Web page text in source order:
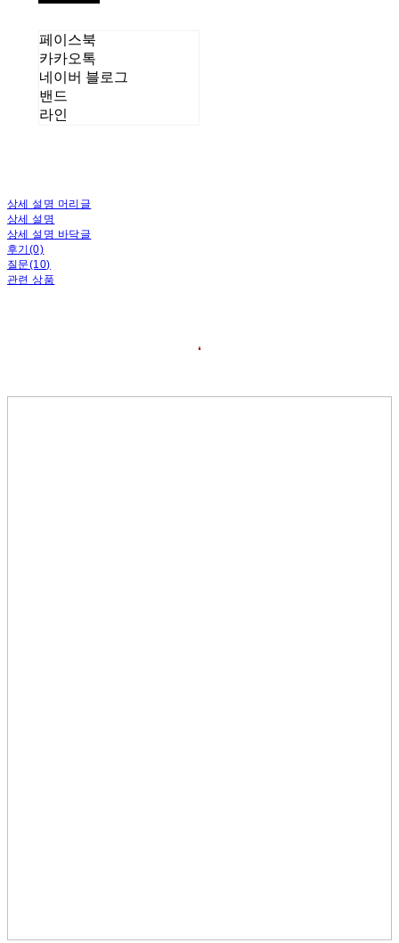
페이스북
카카오톡
네이버 블로그
밴드
라인
상세 설명 머리글
상세 설명
상세 설명 바닥글
후기(0)
질문(10)
관련 상품
❛